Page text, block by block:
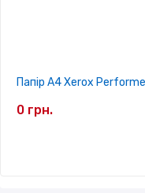
Папір A4 Xerox
0 грн.